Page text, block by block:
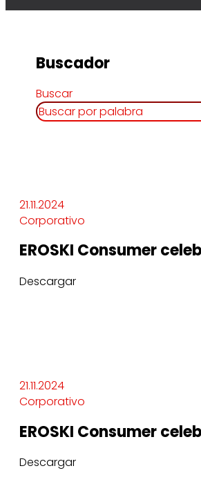
Buscador
Buscar
21.11.2024
Corporativo
EROSKI Consumer
Descargar
21.11.2024
Corporativo
EROSKI Consumer
Descargar